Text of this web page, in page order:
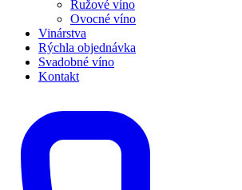
Ružové víno
Ovocné víno
Vinárstva
Rýchla objednávka
Svadobné víno
Kontakt